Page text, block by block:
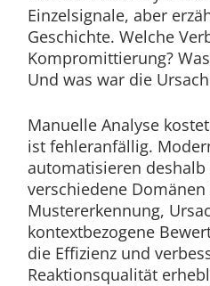
Einzelsignale, aber
Geschichte. Welche
Kompromittierung?
Und was war die
Manuelle Analyse
ist fehleranfällig.
automatisieren
verschiedene
Mustererkennung,
kontextbezogene
die Effizienz und
Reaktionsqualität